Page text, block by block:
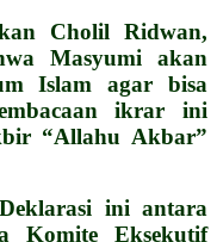
Cholil Ridwan,
Masyumi akan
Islam agar bisa
ikrar ini
“Allahu Akbar”
ini antara
Komite Eksekutif